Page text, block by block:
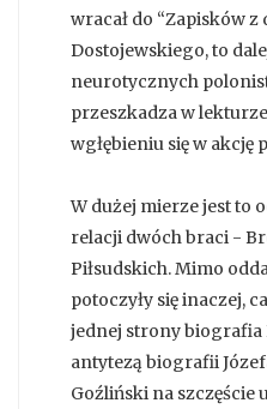
wracał do “Zapisków z
Dostojewskiego, to
neurotycznych
przeszkadza w
wgłębieniu się w akcję
W dużej mierze jest to
relacji dwóch braci -
Piłsudskich. Mimo
potoczyły się inaczej,
jednej strony biografia
antytezą biografii
Goźliński na szczęście